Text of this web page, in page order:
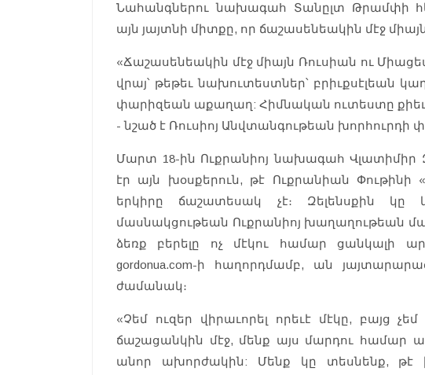
Նահանգներու նախագահ Տանըլտ Թրամփի
այն յայտնի միտքը, որ ճաշասենեակին մէջ
«Ճաշասենեակին մէջ միայն Ռուսիան ու
վրայ՝ թեթեւ նախուտեստներ՝ բրիւքսէլեան
փարիզեան աքաղաղ: Հիմնական ուտեստը
- նշած է Ռուսիոյ Անվտանգութեան
Մարտ 18-ին Ուքրանիոյ նախագահ Վլատիմիր
էր այն խօսքերուն, թէ Ուքրանիան Փութինի
երկիրը ճաշատեսակ չէ։ Զելենսքին կը
մասնակցութեան Ուքրանիոյ խաղաղութեան
ձեռք բերելը ոչ մէկու համար ցանկալի
gordonua.com-ի հաղորդմամբ, ան
ժամանակ։
«Չեմ ուզեր վիրաւորել որեւէ մէկը, բայց
ճաշացանկին մէջ, մենք այս մարդու համար
անոր ախորժակին: Մենք կը տեսնենք,